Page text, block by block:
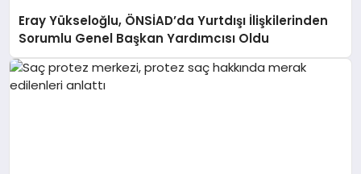
Eray Yükseloğlu, ÖNSİAD’da Yurtdışı İlişkilerinden
Sorumlu Genel Başkan Yardımcısı Oldu